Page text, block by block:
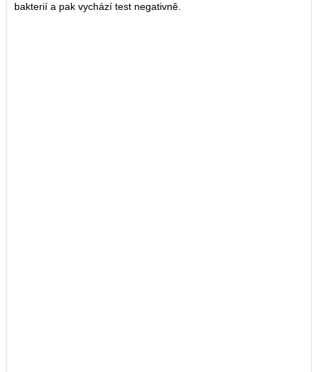
bakterií a pak vychází test negativně.